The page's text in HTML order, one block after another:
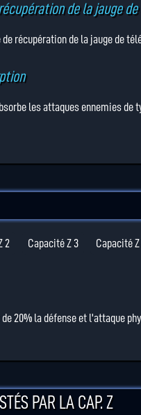
de la jauge
récupération de la jauge de
les attaques ennemies
2 Capacité Z 3 Capacité
20% la défense et l'attaque
PAR LA CAP. Z